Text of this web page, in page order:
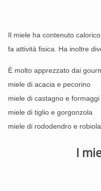
Il miele ha contenuto
fa attività fisica. Ha inoltre
È molto apprezzato dai
miele di acacia e pecorino
miele di castagno e
miele di tiglio e gorgonzola
miele di rododendro e robiola
I